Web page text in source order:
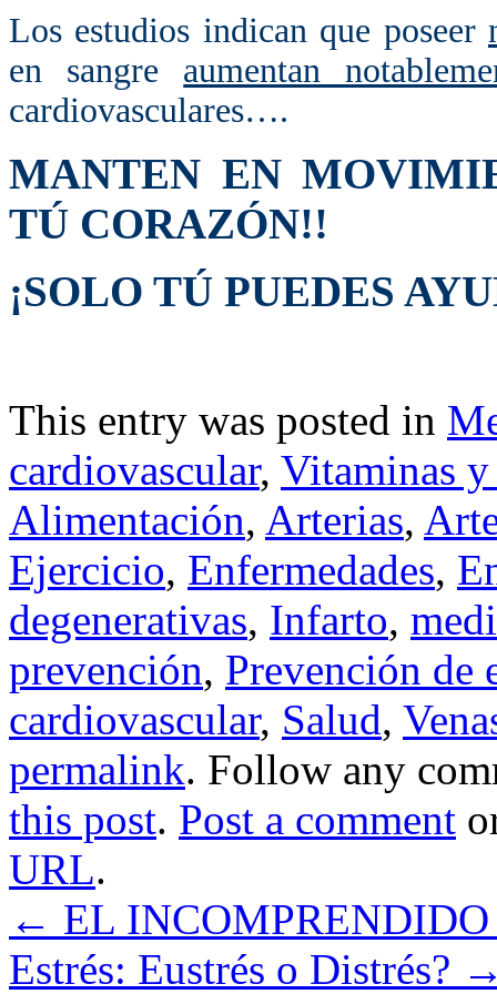
Los estudios indican que poseer
en sangre aumentan
cardiovasculares….
MANTEN EN
TÚ CORAZÓN!!
¡SOLO TÚ PUEDES
This entry was posted in
cardiovascular, Vitaminas
Alimentación, Arterias,
Ejercicio, Enfermedades,
degenerativas, Infarto,
prevención, Prevención de
cardiovascular, Salud,
permalink. Follow any
this post. Post a comment
URL.
← EL
Estrés: Eustrés o Distrés?